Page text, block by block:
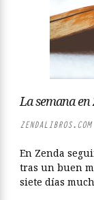
La semana
ZENDALIBROS.COM
En Zenda
tras un buen
siete días